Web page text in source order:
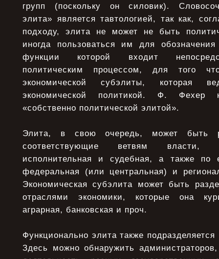
групп (поскольку он силовик).
элита» является тавтологией, так как,
подходу, элита не может не быть
иногда пользоваться им для
функции которой входит
политическим процессом, для того
экономической субэлиты, которая
экономической политикой. Ф. Фехер
«собственно политической элитой».
Элита, в свою очередь, может быть
соответствующие ветвям власти,
исполнительная и судебная, а также
федеральная (или центральная) и
Экономическая субэлита может быть
отраслями экономики, которые она
аграрная, банковская и проч.
Функционально элита также
Здесь можно обнаружить